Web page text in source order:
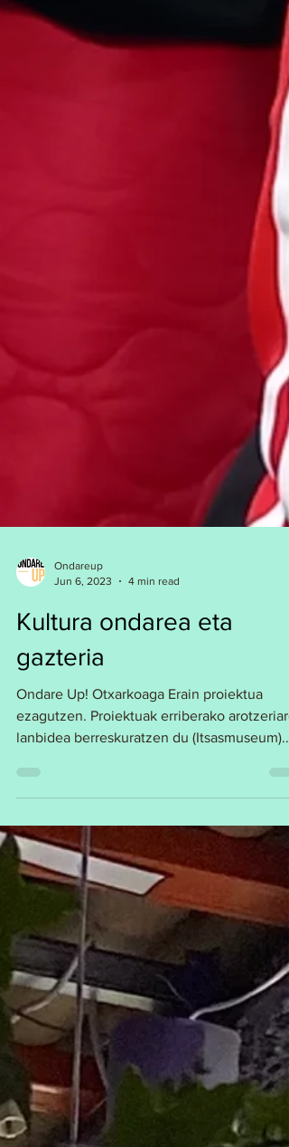
Ondareup
Jun 6, 2023
Kultura ondarea eta
gazteria
Ondare Up! Otxarkoaga Erain proiektua
ezagutzen. Proiektuak erriberako
Argazkia:...